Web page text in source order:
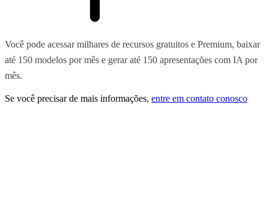
Você pode acessar milhares de recursos gratuitos e Premium, baixar
até 150 modelos por mês e gerar até 150 apresentações com IA por
mês.
Se você precisar de mais informações, entre em contato conosco